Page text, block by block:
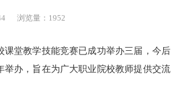
浏览量：1952
堂教学技能竞赛已成功举办三届，今后
举办，旨在为广大职业院校教师提供交流